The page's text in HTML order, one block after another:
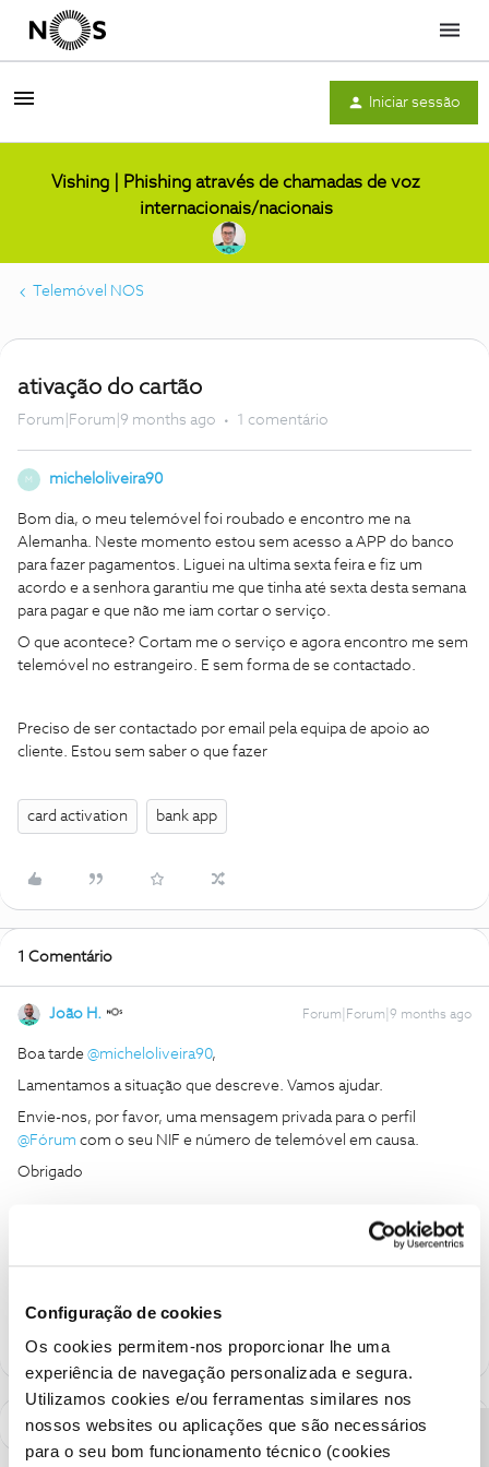
Configuração de cookies
Os cookies permitem-nos proporcionar lhe uma
experiência de navegação personalizada e segura.
Utilizamos cookies e/ou ferramentas similares nos
nossos websites ou aplicações que são necessários
para o seu bom funcionamento técnico (cookies
Menu
Iniciar sessão
Vishing | Phishing através de chamadas de voz
internacionais/nacionais
Telemóvel NOS
ativação do cartão
Forum|Forum|9 months ago 1 comentário
M micheloliveira90
Bom dia, o meu telemóvel foi roubado e encontro me na
Alemanha. Neste momento estou sem acesso a APP do banco
para fazer pagamentos. Liguei na ultima sexta feira e fiz um
acordo e a senhora garantiu me que tinha até sexta desta semana
para pagar e que não me iam cortar o serviço.
O que acontece? Cortam me o serviço e agora encontro me sem
telemóvel no estrangeiro. E sem forma de se contactado.
Preciso de ser contactado por email pela equipa de apoio ao
cliente. Estou sem saber o que fazer
card activation bank app
1 Comentário
João H. Forum|Forum|9 months ago
Boa tarde ​ @micheloliveira90,
Lamentamos a situação que descreve. Vamos ajudar.
Envie-nos, por favor, uma mensagem privada para o perfil ​
@Fórum com o seu NIF e número de telemóvel em causa.
Obrigado
Ajude a comunidade a encontrar informação relevante. Marque
sempre a par das ultimas novidades.